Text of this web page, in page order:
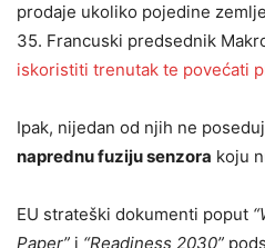
prodaje ukoliko pojedine
35. Francuski predsednik
iskoristiti trenutak te povećati
Ipak, nijedan od njih ne
naprednu fuziju senzora koju
EU strateški dokumenti poput
Paper” i “Readiness 2030”